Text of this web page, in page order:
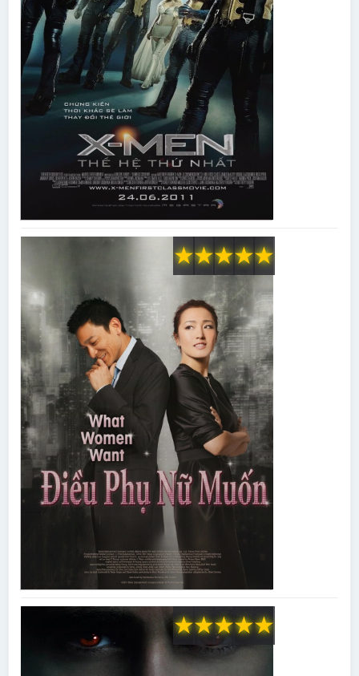
★
★
★
★
★
★
★
★
★
★